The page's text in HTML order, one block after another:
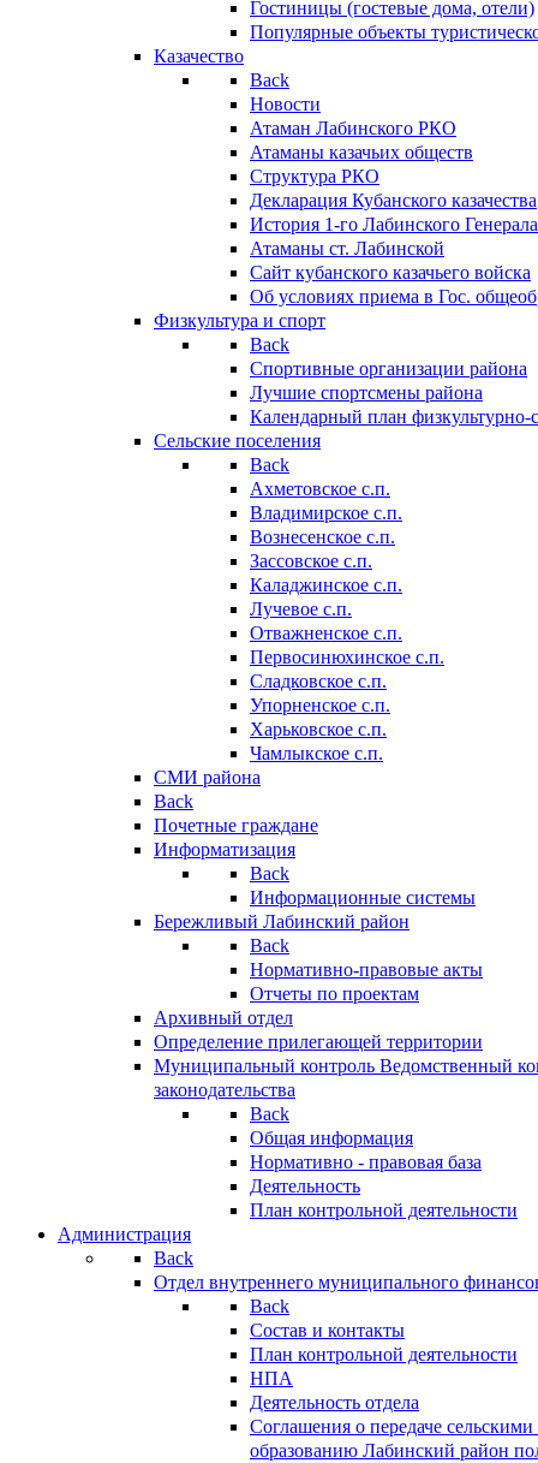
Гостиницы (гостевые дома, отели)
Популярные объекты
Казачество
Back
Новости
Атаман Лабинского РКО
Атаманы казачьих обществ
Структура РКО
Декларация Кубанского казачества
История 1-го Лабинского
Атаманы ст. Лабинской
Cайт кубанского казачьего войска
Об условиях приема в Гос.
Физкультура и спорт
Back
Спортивные организации района
Лучшие спортсмены района
Календарный план
Сельские поселения
Back
Ахметовское с.п.
Владимирское с.п.
Вознесенское с.п.
Зассовское с.п.
Каладжинское с.п.
Лучевое с.п.
Отважненское с.п.
Первосинюхинское с.п.
Сладковское с.п.
Упорненское с.п.
Харьковское с.п.
Чамлыкское с.п.
СМИ района
Back
Почетные граждане
Информатизация
Back
Информационные системы
Бережливый Лабинский район
Back
Нормативно-правовые акты
Отчеты по проектам
Архивный отдел
Определение прилегающей территории
Муниципальный контроль Ведомственный
законодательства
Back
Общая информация
Нормативно - правовая база
Деятельность
План контрольной деятельности
Администрация
Back
Отдел внутреннего муниципального
Back
Состав и контакты
План контрольной деятельности
НПА
Деятельность отдела
Соглашения о передаче
образованию Лабинский район